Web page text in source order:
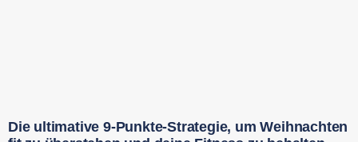
Die ultimative 9-Punkte-Strategie, um Weihnachten